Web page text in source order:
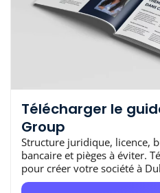
Télécharger le
Group
Structure juridique, licence,
bancaire et pièges à éviter.
pour créer votre société à